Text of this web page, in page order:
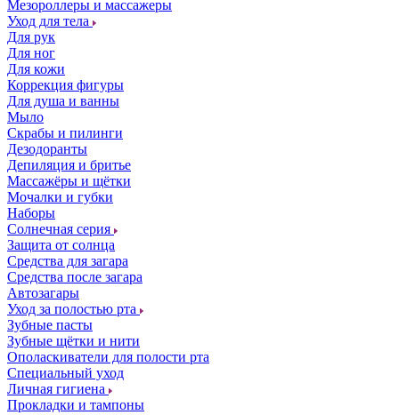
Мезороллеры и массажеры
Уход для тела
Для рук
Для ног
Для кожи
Коррекция фигуры
Для душа и ванны
Мыло
Скрабы и пилинги
Дезодоранты
Депиляция и бритье
Массажёры и щётки
Мочалки и губки
Наборы
Солнечная серия
Защита от солнца
Средства для загара
Средства после загара
Автозагары
Уход за полостью рта
Зубные пасты
Зубные щётки и нити
Ополаскиватели для полости рта
Специальный уход
Личная гигиена
Прокладки и тампоны